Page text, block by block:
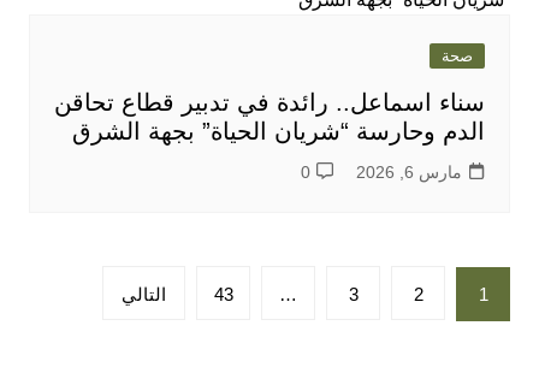
صحة
سناء اسماعل.. رائدة في تدبير قطاع تحاقن
الدم وحارسة “شريان الحياة” بجهة الشرق
مارس 6, 2026 0
تعدد
صفحات
1
2
3
…
43 التالي